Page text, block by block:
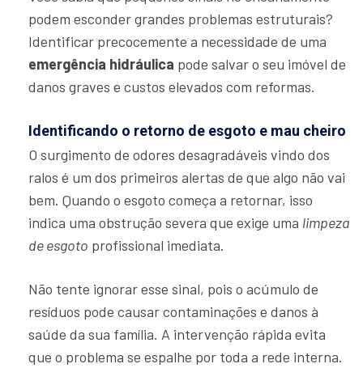
podem esconder grandes problemas estruturais?
Identificar precocemente a necessidade de uma
emergência hidráulica pode salvar o seu imóvel de
danos graves e custos elevados com reformas.
Identificando o retorno de esgoto e mau cheiro
O surgimento de odores desagradáveis vindo dos
ralos é um dos primeiros alertas de que algo não vai
bem. Quando o esgoto começa a retornar, isso
indica uma obstrução severa que exige uma limpeza
de esgoto profissional imediata.
Não tente ignorar esse sinal, pois o acúmulo de
resíduos pode causar contaminações e danos à
saúde da sua família. A intervenção rápida evita
que o problema se espalhe por toda a rede interna.